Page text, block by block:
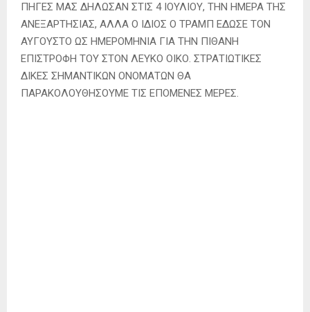
ΠΗΓΕΣ ΜΑΣ ΔΗΛΩΣΑΝ ΣΤΙΣ 4 ΙΟΥΛΙΟΥ, ΤΗΝ ΗΜΕΡΑ ΤΗΣ
ΑΝΕΞΑΡΤΗΣΙΑΣ, ΑΛΛΑ Ο ΙΔΙΟΣ Ο ΤΡΑΜΠ ΕΔΩΣΕ ΤΟΝ
ΑΥΓΟΥΣΤΟ ΩΣ ΗΜΕΡΟΜΗΝΙΑ ΓΙΑ ΤΗΝ ΠΙΘΑΝΗ
ΕΠΙΣΤΡΟΦΗ ΤΟΥ ΣΤΟΝ ΛΕΥΚΟ ΟΙΚΟ. ΣΤΡΑΤΙΩΤΙΚΕΣ
ΔΙΚΕΣ ΣΗΜΑΝΤΙΚΩΝ ΟΝΟΜΑΤΩΝ ΘΑ
ΠΑΡΑΚΟΛΟΥΘΗΣΟΥΜΕ ΤΙΣ ΕΠΟΜΕΝΕΣ ΜΕΡΕΣ.